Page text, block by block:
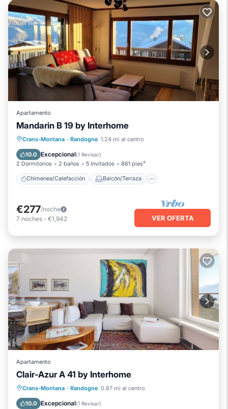
Apartamento
Mandarin B 19 by Interhome
Crans-Montana · Randogne 1.24 mi al centro
10.0 Excepcional(1 Revisar)
2 Dormitorios 2 baños 5 Invitados 861 pies²
Chimenea/Calefacción Balcón/Terraza
Chimenea/Calefacción
Balcón/Terraza
Cocina
Aparcamiento
€277/noche
7 noches - €1,942 VER OFERTA
Apartamento
Clair-Azur A 41 by Interhome
Crans-Montana · Randogne 0.87 mi al centro
10.0 Excepcional(1 Revisar)
Chimenea/Calefacción
Balcón/Terraza
Cocina
Aparcamiento